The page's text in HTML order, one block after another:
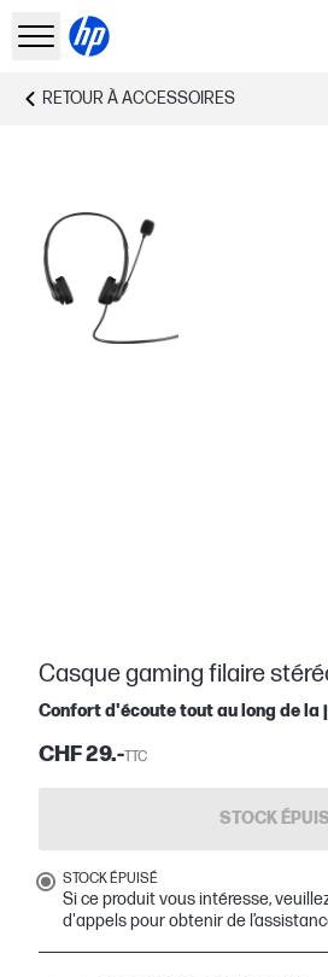
RETOUR ÀACCESSOIRES
Casque gaming filaire
Confort d'écoute tout au long de la
CHF 29.-TTC
STOCK
STOCK ÉPUISÉ
Si ce produit vous intéresse,
d'appels pour obtenir de